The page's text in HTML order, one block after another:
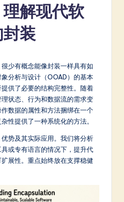
解现代软
装
少有概念能像封装一样具有如
分析与设计（OOAD）的基本
供了必要的结构完整性。随着
状态、行为和数据流的需求变
数据的属性和方法捆绑在一个
性提供了一种系统化的方法。
势及其实际应用。我们将分析
或专有语言的情况下，提升代
展性。重点始终放在支撑稳健